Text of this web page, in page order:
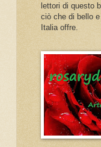
lettori di questo
ciò che di bello
Italia offre.